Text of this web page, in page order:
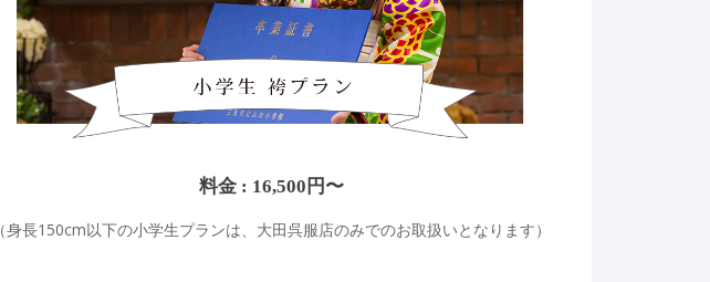
料金 : 16,500円〜
（身長150cm以下の小学生プランは、大田呉服店のみでのお取扱いとなります）